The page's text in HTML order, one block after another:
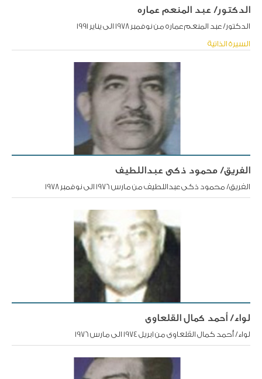
الدكتور/ عبد المنعم عماره
الدكتور/ عبد المنعم عماره من نوفمبر 1978 الى يناير 1991
السيرة الذاتية
الفريق/ محمود ذكى عبداللطيف
الفريق/ محمود ذكى عبداللطيف من مارس 1976 الى نوفمبر 1978
لواء/ أحمد كمال القلعاوى
لواء/ أحمد كمال القلعاوى من ابريل 1974 الى مارس 1976